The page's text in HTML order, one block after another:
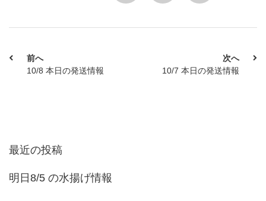
前へ
10/8 本日の発送情報
次へ
10/7 本日の発送情報
最近の投稿
明日8/5 の水揚げ情報